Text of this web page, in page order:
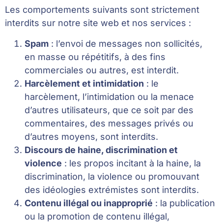
Les comportements suivants sont strictement
interdits sur notre site web et nos services :
Spam : l’envoi de messages non sollicités,
en masse ou répétitifs, à des fins
commerciales ou autres, est interdit.
Harcèlement et intimidation : le
harcèlement, l’intimidation ou la menace
d’autres utilisateurs, que ce soit par des
commentaires, des messages privés ou
d’autres moyens, sont interdits.
Discours de haine, discrimination et
violence : les propos incitant à la haine, la
discrimination, la violence ou promouvant
des idéologies extrémistes sont interdits.
Contenu illégal ou inapproprié : la publication
ou la promotion de contenu illégal,